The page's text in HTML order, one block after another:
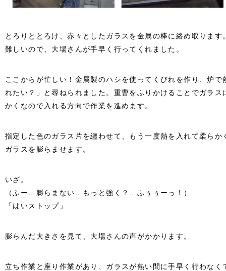
とろりととろけ、赤々としたガラスを金属の棒に絡め取りま
難しいので、大場さんが手早く行ってくれました。
ここからが忙しい！金属製のハシを使ってくびれを作り、炉
れたい？」と尋ねられました。重曹をふりかけることでガラ
かくなので入れる方向で作業を進めます。
指定した色のガラス片を纏わせて、もう一度熱を入れて柔ら
ガラスを膨らませます。
いざ。
（ふー…膨らまない…もっと強く？…ふぅぅーっ！）
「はいストップ」
膨らんだ大きさを見て、大場さんの声がかかります。
立ち作業と座り作業があり、ガラスが熱い間に手早く行わな